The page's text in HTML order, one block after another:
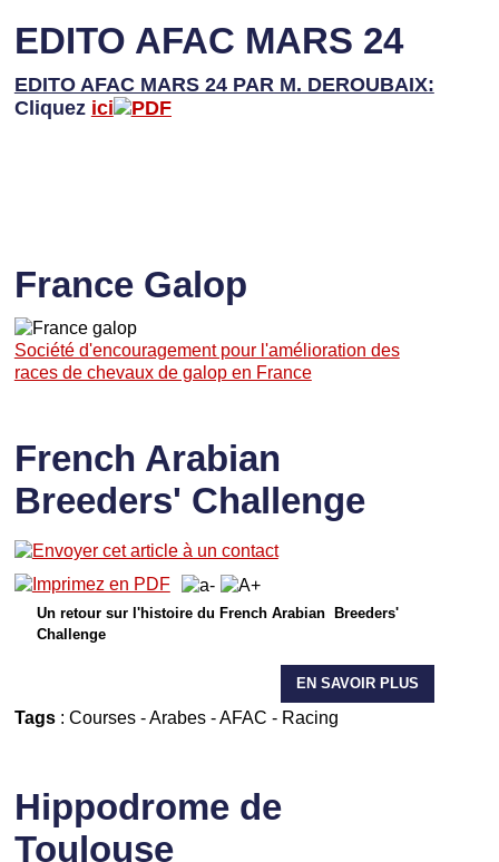
EDITO AFAC MARS 24
EDITO AFAC MARS 24 PAR M. DEROUBAIX:
Cliquez ici
France Galop
Société d'encouragement pour l'amélioration des
races de chevaux de galop en France
French Arabian
Breeders' Challenge
Un retour sur l'histoire du French Arabian Breeders'
Challenge
EN SAVOIR PLUS
Tags: Courses- Arabes- AFAC - Racing
Hippodrome de
Toulouse